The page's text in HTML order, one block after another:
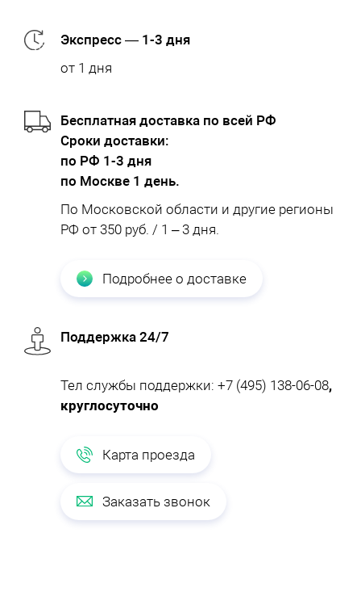
Экспресс — 1-3 дня
от 1 дня
Бесплатная доставка по всей РФ
Cроки доставки:
по РФ 1-3 дня
по Москве 1 день.
По Московской области и другие регионы
РФ от 350 руб. / 1 – 3 дня.
Подробнее о доставке
Поддержка 24/7
Тел службы поддержки: +7 (495) 138-06-08,
круглосуточно
Карта проезда
Заказать звонок